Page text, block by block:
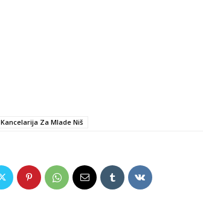
Kancelarija Za Mlade Niš